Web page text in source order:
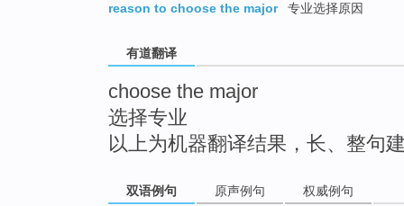
reason to choose the major
专业选择原因
有道翻译
choose the major
选择专业
以上为机器翻译结果，长、整句
双语例句 原声例句 权威例句